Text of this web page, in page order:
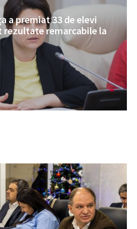
a premiat 33 de elevi
rezultate remarcabile la